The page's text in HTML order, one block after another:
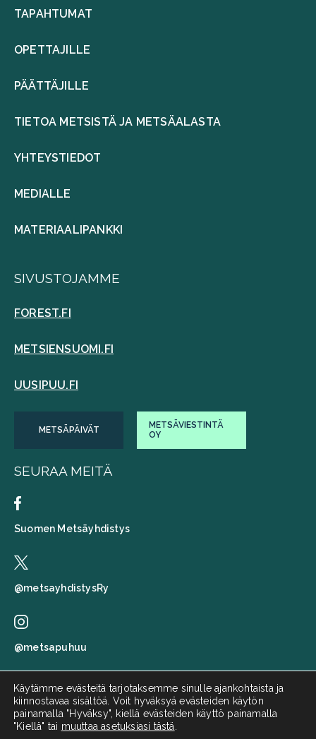
TAPAHTUMAT
OPETTAJILLE
PÄÄTTÄJILLE
TIETOA METSISTÄ JA METSÄALASTA
YHTEYSTIEDOT
MEDIALLE
MATERIAALIPANKKI
SIVUSTOJAMME
FOREST.FI
METSIENSUOMI.FI
UUSIPUU.FI
METSÄPÄIVÄT
METSÄVIESTINTÄ
OY
SEURAA MEITÄ
Suomen Metsäyhdistys
@metsayhdistysRy
@metsapuhuu
Suomen metsäyhdistys
Metsä puhuu
Käytämme evästeitä tarjotaksemme sinulle ajankohtaista ja
kiinnostavaa sisältöä. Voit hyväksyä evästeiden käytön
painamalla "Hyväksy", kiellä evästeiden käyttö painamalla
"Kiellä" tai muuttaa asetuksiasi tästä